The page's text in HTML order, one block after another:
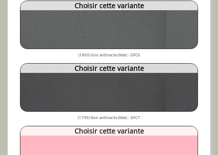
Choisir cette variante
(1800) Gris anthracite (Mat) - DFC6
Choisir cette variante
(1799) Noir anthracite (Mat) - DFC7
Choisir cette variante